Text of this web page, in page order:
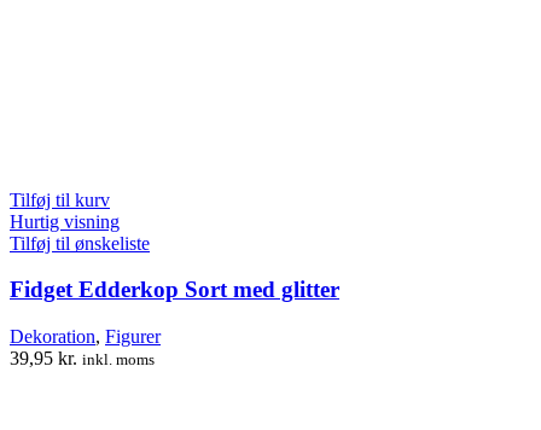
Tilføj til kurv
Hurtig visning
Tilføj til ønskeliste
Fidget Edderkop Sort med glitter
Dekoration, Figurer
39,95 kr. inkl. moms